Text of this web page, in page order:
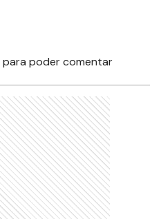
para poder comentar